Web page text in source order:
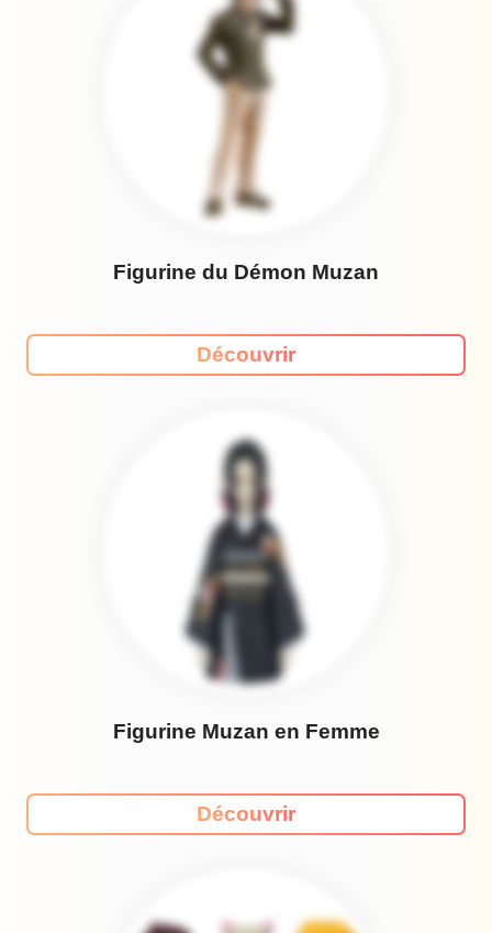
Figurine du Démon Muzan
Découvrir
Figurine Muzan en Femme
Découvrir